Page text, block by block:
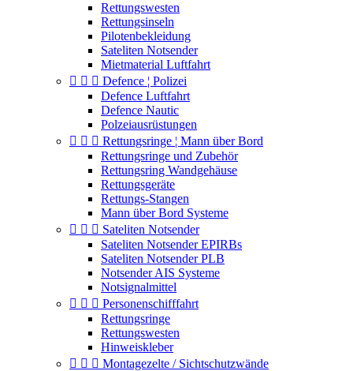
Rettungswesten
Rettungsinseln
Pilotenbekleidung
Sateliten Notsender
Mietmaterial Luftfahrt
   Defence ¦ Polizei
Defence Luftfahrt
Defence Nautic
Polzeiausrüstungen
   Rettungsringe ¦ Mann über Bord
Rettungsringe und Zubehör
Rettungsring Wandgehäuse
Rettungsgeräte
Rettungs-Stangen
Mann über Bord Systeme
   Sateliten Notsender
Sateliten Notsender EPIRBs
Sateliten Notsender PLB
Notsender AIS Systeme
Notsignalmittel
   Personenschifffahrt
Rettungsringe
Rettungswesten
Hinweiskleber
   Montagezelte / Sichtschutzwände